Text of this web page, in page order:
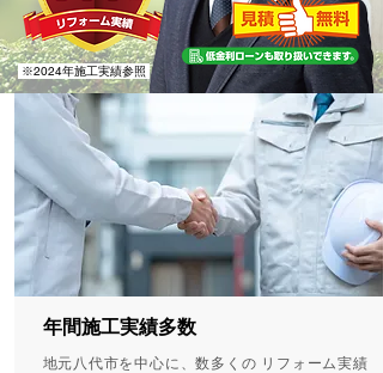
※2024年施工実績参照
年間施工実績多数
地元八代市を中心に、数多くの リフォーム実績